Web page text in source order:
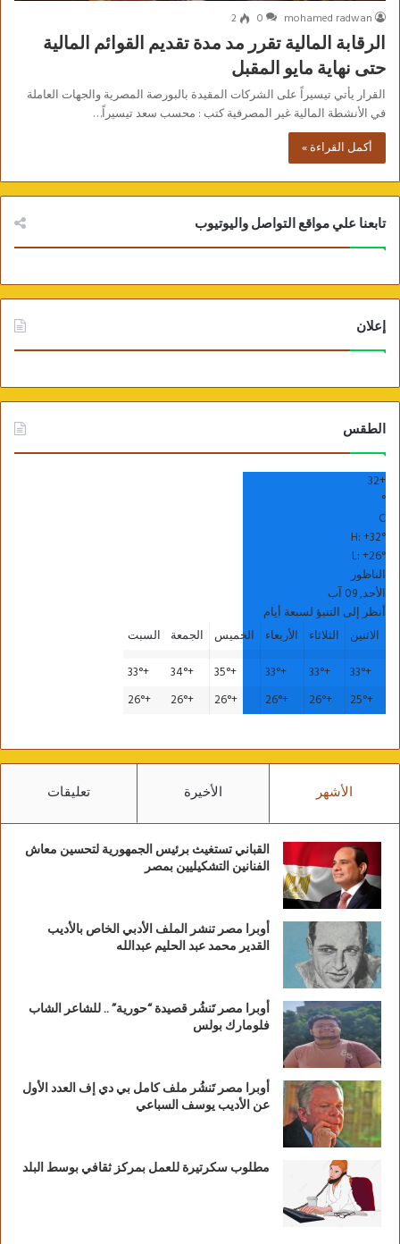
mohamed radwan
0
2
الرقابة المالية تقرر مد مدة تقديم القوائم المالية
حتى نهاية مايو المقبل
القرار يأتي تيسيراً على الشركات المقيدة بالبورصة المصرية والجهات العاملة
في الأنشطة المالية غير المصرفية كتب : محسب سعد تيسيراً…
أكمل القراءة »
تابعنا علي مواقع التواصل واليوتيوب
إعلان
الطقس
+
32
°
C
H:+32°
L:+26°
الناظور
الأحد, 09 آب
أنظر إلى التنبؤ لسبعة أيام
الاثنين
الثلاثاء الأربعاء الخميس الجمعة
السبت
+
33°
+
33°
+
33°
+
35°
+
34°
+
33°
+
25°
+
26°
+
26°
+
26°
+
26°
+
26°
الأشهر الأخيرة تعليقات
القباني تستغيث برئيس الجمهورية لتحسين معاش
الفنانين التشكيليين بمصر
أوبرا مصر تنشر الملف الأدبي الخاص بالأديب
القدير محمد عبد الحليم عبدالله
أوبرا مصر تَنشُر قصيدة “حورية” .. للشاعر الشاب
فلومارك بولس
أوبرا مصر تَنشُر ملف كامل بي دي إف العدد الأول
عن الأديب يوسف السباعي
مطلوب سكرتيرة للعمل بمركز ثقافي بوسط البلد